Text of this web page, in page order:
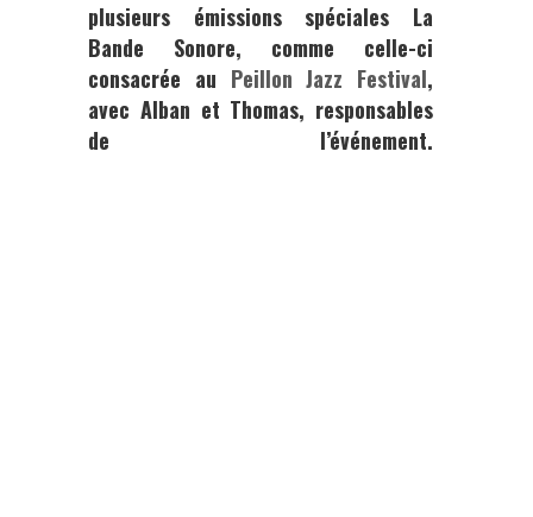
plusieurs émissions spéciales La
Bande Sonore, comme celle-ci
consacrée au Peillon Jazz Festival,
avec Alban et Thomas, responsables
de l’événement.